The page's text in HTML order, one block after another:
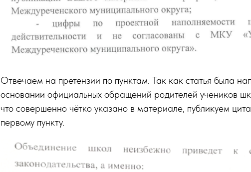
Отвечаем на претензии по пунктам. Так как статья была
основании официальных обращений родителей учеников
что совершенно чётко указано в материале, публикуем
первому пункту.